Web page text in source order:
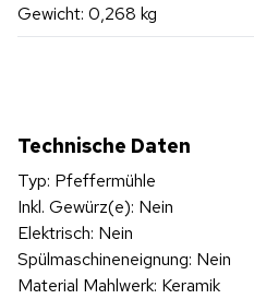
Gewicht: 0,268 kg
Technische Daten
Typ: Pfeffermühle
Inkl. Gewürz(e): Nein
Elektrisch: Nein
Spülmaschineneignung: Nein
Material Mahlwerk: Keramik